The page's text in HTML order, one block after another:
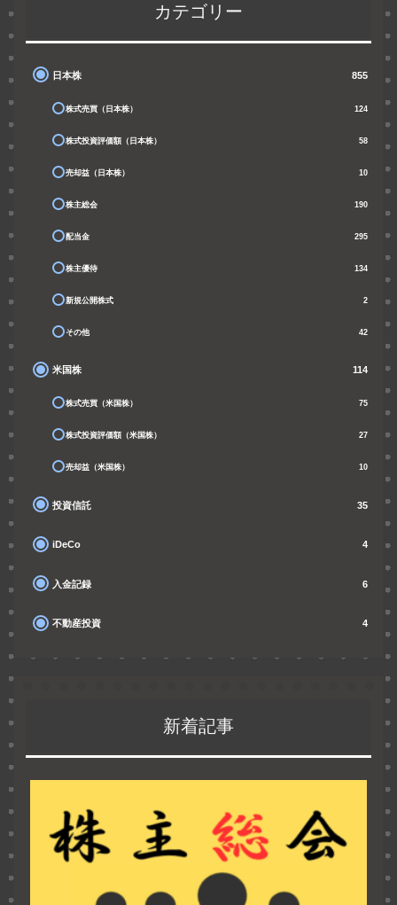
カテゴリー
日本株 855
株式売買（日本株） 124
株式投資評価額（日本株） 58
売却益（日本株） 10
株主総会 190
配当金 295
株主優待 134
新規公開株式 2
その他 42
米国株 114
株式売買（米国株） 75
株式投資評価額（米国株） 27
売却益（米国株） 10
投資信託 35
iDeCo 4
入金記録 6
不動産投資 4
新着記事